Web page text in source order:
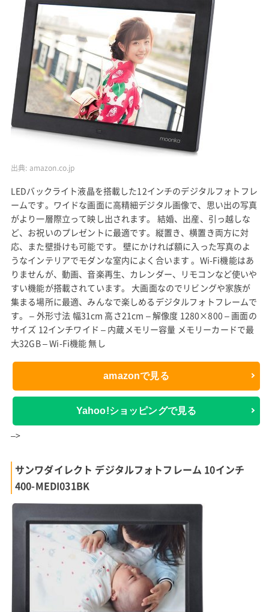
出典: amazon.co.jp
LEDバックライト液晶を搭載した12インチのデジタルフォトフレ
ームです。ワイドな画面に高精細デジタル画像で、思い出の写真
がより一層際立って映し出されます。 結婚、出産、引っ越しな
ど、お祝いのプレゼントに最適です。縦置き、横置き両方に対
応、また壁掛けも可能です。 壁にかければ額に入った写真のよ
うなインテリアでモダンな室内によく合います 。Wi-Fi機能はあ
りませんが、動画、音楽再生、カレンダー、リモコンなど使いや
すい機能が搭載されています。 大画面なのでリビングや家族が
集まる場所に最適、みんなで楽しめるデジタルフォトフレームで
す。 – 外形寸法 幅31cm 高さ21cm – 解像度 1280×800 – 画面の
サイズ 12インチワイド – 内蔵メモリー容量 メモリーカードで最
大32GB – Wi-Fi機能 無し
amazonで見る
Yahoo!ショッピングで見る
–>
サンワダイレクト デジタルフォトフレーム 10インチ
400-MEDI031BK